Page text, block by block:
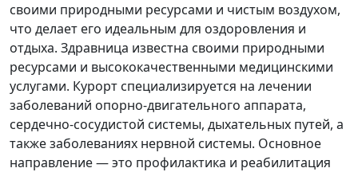
своими природными ресурсами и чистым воздухом,
что делает его идеальным для оздоровления и
отдыха. Здравница известна своими природными
ресурсами и высококачественными медицинскими
услугами. Курорт специализируется на лечении
заболеваний опорно-двигательного аппарата,
сердечно-сосудистой системы, дыхательных путей, а
также заболеваниях нервной системы. Основное
направление — это профилактика и реабилитация